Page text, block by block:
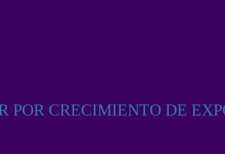
POR CRECIMIENTO DE